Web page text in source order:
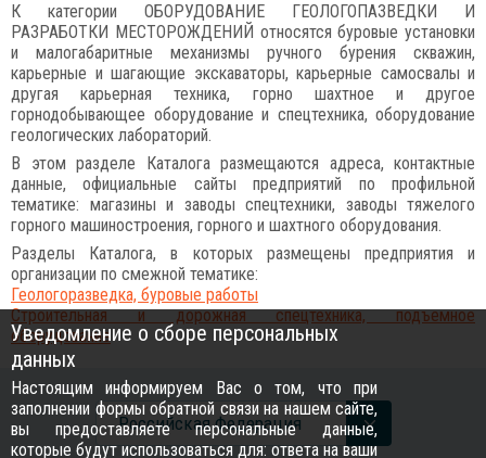
К категории ОБОРУДОВАНИЕ ГЕОЛОГОПАЗВЕДКИ И
РАЗРАБОТКИ МЕСТОРОЖДЕНИЙ относятся буровые установки
и малогабаритные механизмы ручного бурения скважин,
карьерные и шагающие экскаваторы, карьерные самосвалы и
другая карьерная техника, горно шахтное и другое
горнодобывающее оборудование и спецтехника, оборудование
геологических лабораторий.
В этом разделе Каталога размещаются адреса, контактные
данные, официальные сайты предприятий по профильной
тематике: магазины и заводы спецтехники, заводы тяжелого
горного машиностроения, горного и шахтного оборудования.
Разделы Каталога, в которых размещены предприятия и
организации по смежной тематике:
Геологоразведка, буровые работы
Строительная и дорожная спецтехника, подъемное
оборудование
Российcкая Федерация
Уведомление о сборе персональных
данных
Настоящим информируем Вас о том, что при
заполнении формы обратной связи на нашем сайте,
вы предоставляете персональные данные,
которые будут использоваться для: ответа на ваши